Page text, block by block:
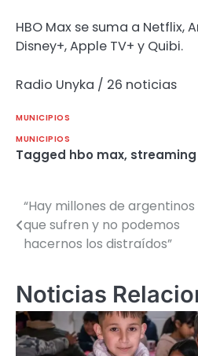
HBO Max se suma a Netflix,
Disney+, Apple TV+ y Quibi.
Radio Unyka / 26 noticias
MUNICIPIOS
MUNICIPIOS
Tagged hbo max,
Navegación
de
“Hay millones de argentinos
que sufren y no podemos
hacernos los distraídos”
Noticias